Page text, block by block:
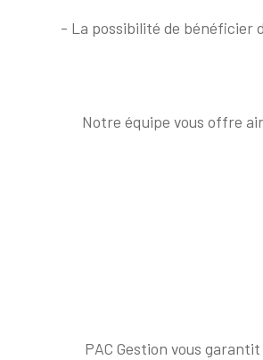
- La possibilité de bénéficier
Notre équipe vous offre
PAC Gestion vous